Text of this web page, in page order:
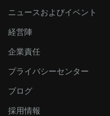
ニュースおよびイベント
経営陣
企業責任
プライバシーセンター
ブログ
採用情報